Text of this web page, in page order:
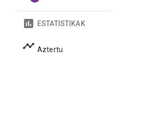
ESTATISTIKAK
Aztertu